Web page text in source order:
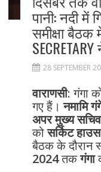
पानी: नदी में
समीक्षा बैठक
28 SEPTEMBER
वाराणसी: गंगा
गए हैं।नमामि
अपर मुख्य
कोसर्किट हाउस
बैठक के दौरान
2024तकगंगा